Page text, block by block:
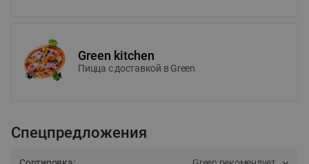
Green kitchen
Пицца c доставкой в Green
Спецпредложения